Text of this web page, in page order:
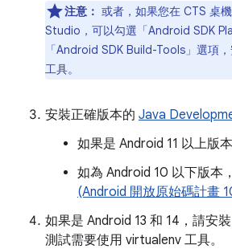
注意： 或者，如果您在 CTS 桌
Studio，可以勾選「Android SDK
「Android SDK Build-Tools」 選項
工具。
安裝正確版本的 Java
如果是 Android 11 以上版
如為 Android 10 以下版本
(Android 開放原始碼計畫
如果是 Android 13 和 14，請安裝
測試需要使用 virtualenv 工具。